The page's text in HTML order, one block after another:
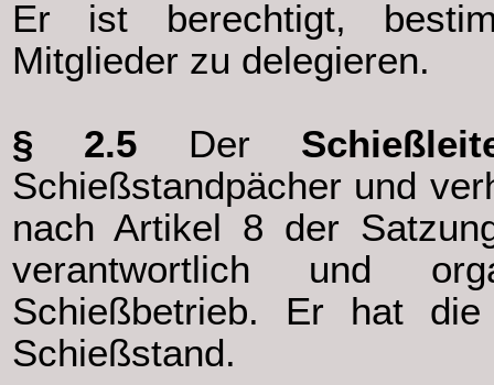
Er ist berechtigt,
Mitglieder zu delegieren.
§ 2.5 Der
Schießstandpächer und
nach Artikel 8 der
verantwortlich und
Schießbetrieb. Er hat
Schießstand.